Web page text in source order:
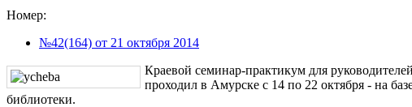
Номер:
№42(164) от 21 октября 2014
Краевой семинар-практикум для
проходил в Амурске с 14 по 22 октября - на
библиотеки.